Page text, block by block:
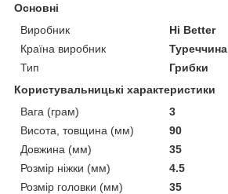
Основні
Виробник
Hi Better
Країна виробник
Туреччина
Тип
Грибки
Користувальницькі характеристики
Вага (грам)
3
Висота, товщина (мм)
90
Довжина (мм)
35
Розмір ніжки (мм)
4.5
Розмір головки (мм)
35